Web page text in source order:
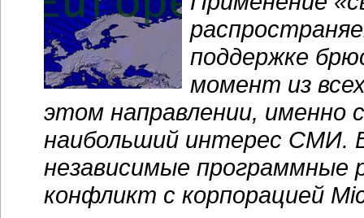
поддержке
момент из
этом направлении, именно
наибольший интерес СМИ.
независимые
конфликт с корпорацией